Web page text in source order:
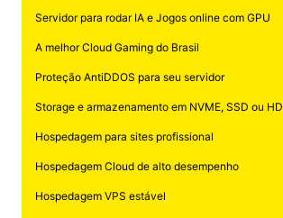
Servidor para rodar IA e Jogos online com GPU
A melhor Cloud Gaming do Brasil
Proteção AntiDDOS para seu servidor
Storage e armazenamento em NVME, SSD ou HD
Hospedagem para sites profissional
Hospedagem Cloud de alto desempenho
Hospedagem VPS estável